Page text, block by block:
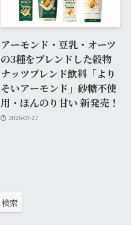
アーモンド・豆乳・オーツ
の3種をブレンドした穀物
ナッツブレンド飲料「より
そいアーモンド」砂糖不使
用・ほんのり甘い 新発売！
2026-07-27
検索